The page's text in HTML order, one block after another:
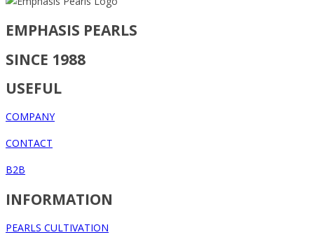
EMPHASIS PEARLS
SINCE 1988
USEFUL
COMPANY
CONTACT
B2B
INFORMATION
PEARLS CULTIVATION